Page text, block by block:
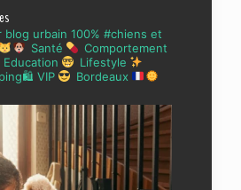
blog urbain 100% #chiens et
Santé
Comportement
Education
Lifestyle
VIP
Bordeaux